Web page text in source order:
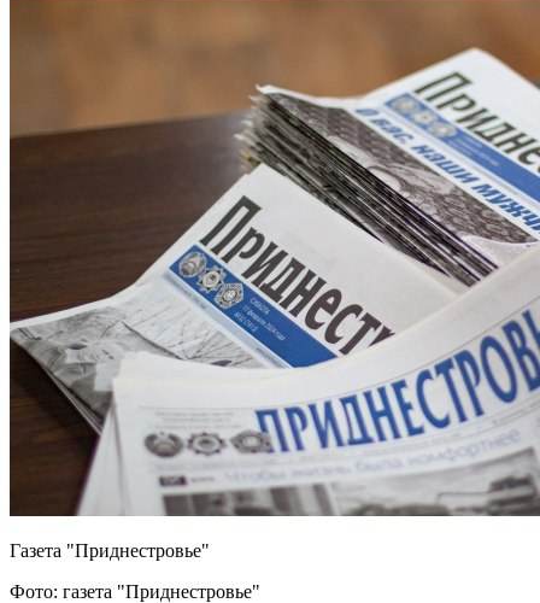
Газета "Приднестровье"
Фото: газета "Приднестровье"